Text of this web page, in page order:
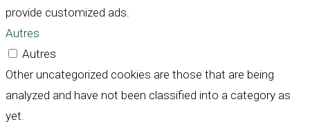
provide customized ads.
Autres
Autres
Other uncategorized cookies are those that are being
analyzed and have not been classified into a category as
yet.